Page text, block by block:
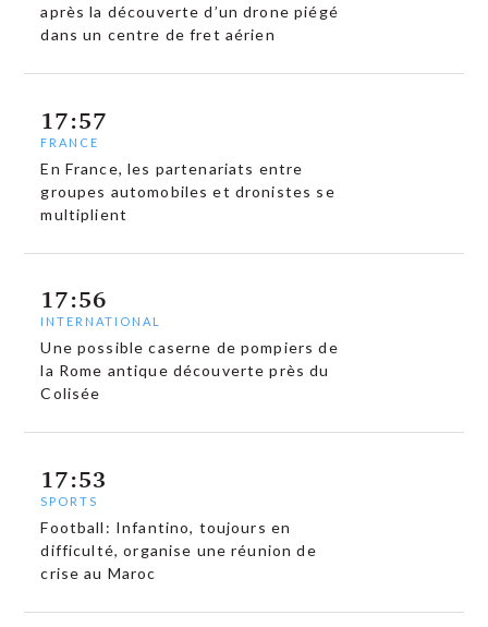
après la découverte d’un drone piégé
dans un centre de fret aérien
17:57
FRANCE
En France, les partenariats entre
groupes automobiles et dronistes se
multiplient
17:56
INTERNATIONAL
Une possible caserne de pompiers de
la Rome antique découverte près du
Colisée
17:53
SPORTS
Football: Infantino, toujours en
difficulté, organise une réunion de
crise au Maroc